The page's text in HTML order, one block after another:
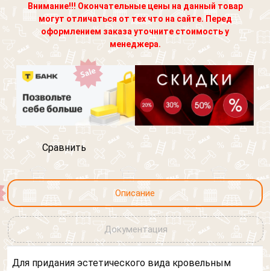
Внимание!!! Окончательные цены на данный товар
могут отличаться от тех что на сайте. Перед
оформлением заказа уточните стоимость у
менеджера.
Сравнить
Описание
Документация
Для придания эстетического вида кровельным
Я согласен на обработку персональных данных
Выберите картинку где
изображен "Слон"
Согласен на обработку персональных данных
Выберите картинку где
изображен "Слон"
Кровля
Фасад
Другое